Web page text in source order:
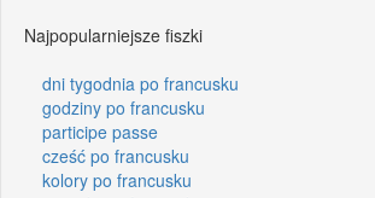
Najpopularniejsze fiszki
dni tygodnia po francusku
godziny po francusku
participe passe
cześć po francusku
kolory po francusku